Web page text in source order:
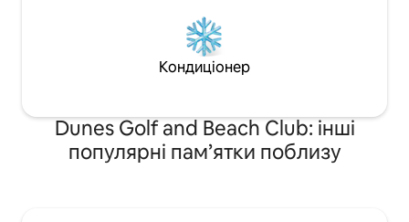
Кондиціонер
Dunes Golf and Beach Club: інші
популярні пам’ятки поблизу